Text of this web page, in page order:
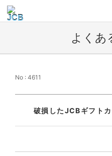
よくあ
No : 4611
破損したJCBギフト